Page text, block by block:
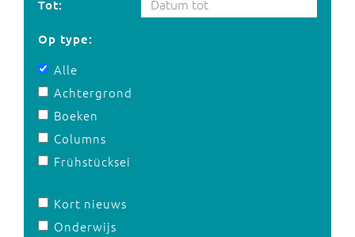
Tot:
Op type:
Alle
Achtergrond
Boeken
Columns
Frühstücksei
Kort nieuws
Onderwijs